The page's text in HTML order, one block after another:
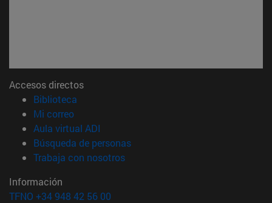
Accesos directos
Biblioteca
Mi correo(abre en nueva ventana)
Aula virtual ADI
Búsqueda de personas(abre en nueva ventana)
Trabaja con nosotros(abre en nueva ventana)
Información
TFNO +34 948 42 56 00